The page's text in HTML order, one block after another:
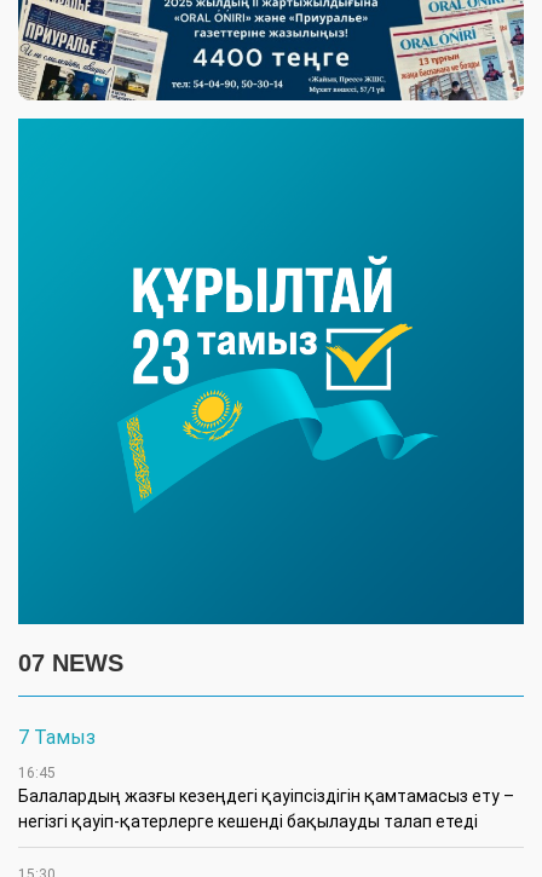
07 NEWS
7 Тамыз
16:45
Балалардың жазғы кезеңдегі қауіпсіздігін қамтамасыз ету –
негізгі қауіп-қатерлерге кешенді бақылауды талап етеді